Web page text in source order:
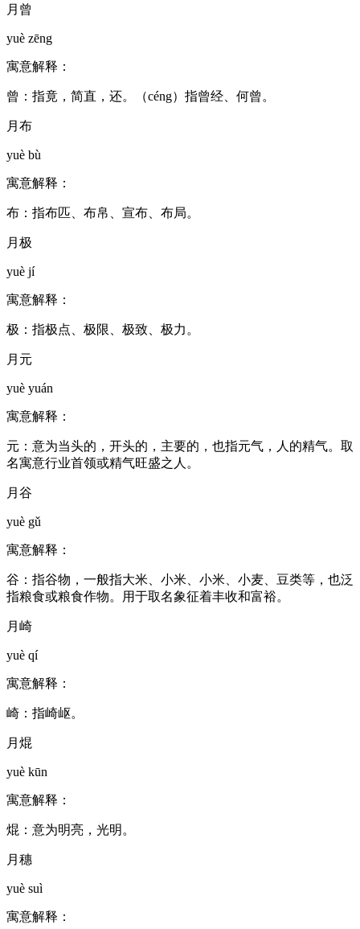
月曾
yuè zēng
寓意解释：
曾：指竟，简直，还。（céng）指曾经、何曾。
月布
yuè bù
寓意解释：
布：指布匹、布帛、宣布、布局。
月极
yuè jí
寓意解释：
极：指极点、极限、极致、极力。
月元
yuè yuán
寓意解释：
元：意为当头的，开头的，主要的，也指元气，人的精气。取
名寓意行业首领或精气旺盛之人。
月谷
yuè gǔ
寓意解释：
谷：指谷物，一般指大米、小米、小米、小麦、豆类等，也泛
指粮食或粮食作物。用于取名象征着丰收和富裕。
月崎
yuè qí
寓意解释：
崎：指崎岖。
月焜
yuè kūn
寓意解释：
焜：意为明亮，光明。
月穗
yuè suì
寓意解释：